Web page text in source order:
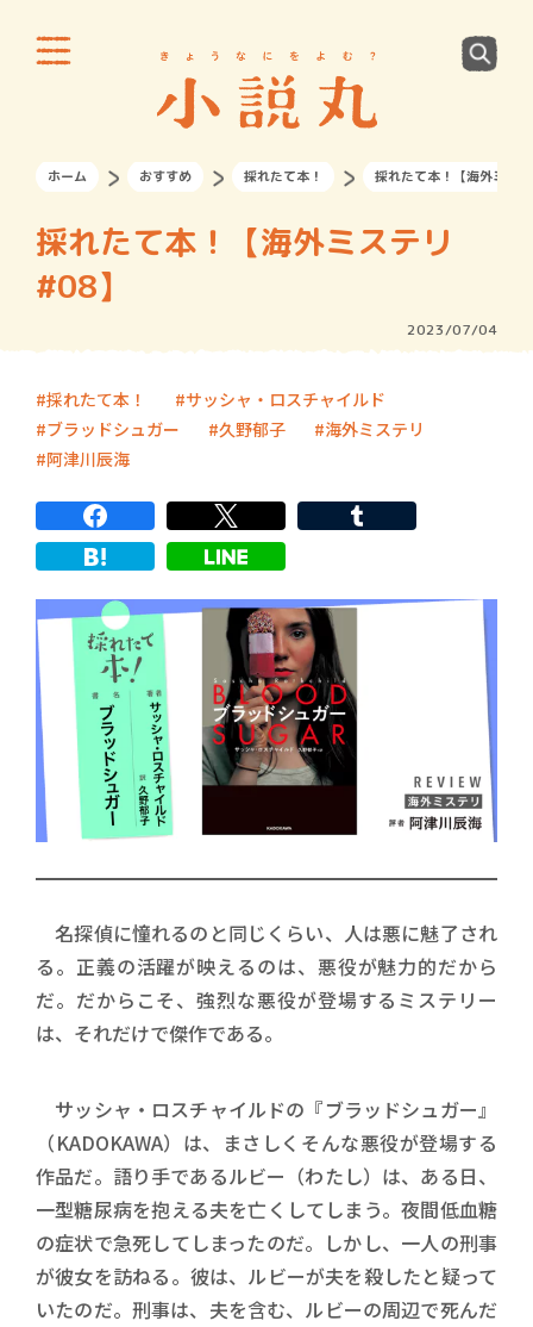
ホーム おすすめ 採れたて本！ 採れたて本！【海外ミス
採れたて本！【海外ミステリ
#08】
2023/07/04
採れたて本！
サッシャ・ロスチャイルド
ブラッドシュガー
久野郁子
海外ミステリ
阿津川辰海
名探偵に憧れるのと同じくらい、人は悪に魅了され
る。正義の活躍が映えるのは、悪役が魅力的だから
だ。だからこそ、強烈な悪役が登場するミステリー
は、それだけで傑作である。
サッシャ・ロスチャイルドの『ブラッドシュガー』
（KADOKAWA）は、まさしくそんな悪役が登場する
作品だ。語り手であるルビー（わたし）は、ある日、
一型糖尿病を抱える夫を亡くしてしまう。夜間低血糖
の症状で急死してしまったのだ。しかし、一人の刑事
が彼女を訪ねる。彼は、ルビーが夫を殺したと疑って
いたのだ。刑事は、夫を含む、ルビーの周辺で死んだ